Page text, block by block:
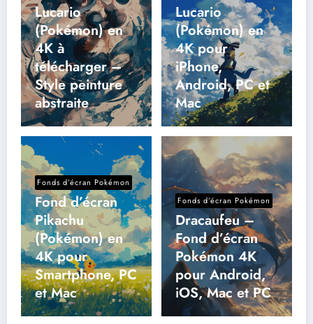
Lucario
(Pokémon) en
4K à
télécharger –
Style peinture
abstraite
Lucario
(Pokémon) en
4K pour
iPhone,
Android, PC et
Mac
Fonds d’écran Pokémon
Fond d’écran
Pikachu
(Pokémon) en
4K pour
Smartphone, PC
et Mac
Fonds d’écran Pokémon
Dracaufeu –
Fond d’écran
Pokémon 4K
pour Android,
iOS, Mac et PC